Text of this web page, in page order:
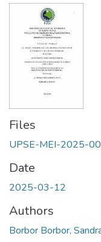
Files
UPSE-MEI-2025-
Date
2025-03-12
Authors
Borbor Borbor,